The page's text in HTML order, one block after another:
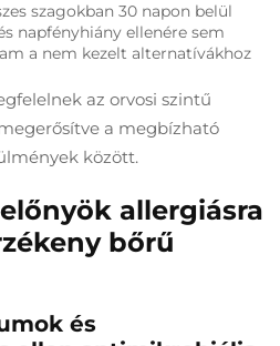
szagokban 30 napon belül
napfényhiány ellenére sem
a nem kezelt alternatívákhoz
az orvosi szintű
a megbízható
között.
allergiásra
bőrű
és